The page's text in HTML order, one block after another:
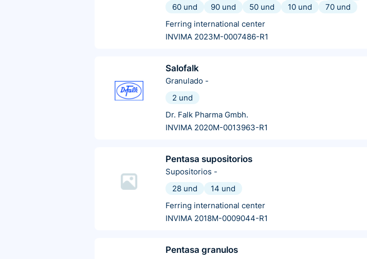
60 und
90 und 50 und 10 und
70 und
Ferring international center
INVIMA 2023M-0007486-R1
Salofalk
Granulado -
2 und
Dr. Falk Pharma Gmbh.
INVIMA 2020M-0013963-R1
Pentasa supositorios
Supositorios -
28 und
14 und
Ferring international center
INVIMA 2018M-0009044-R1
Pentasa granulos